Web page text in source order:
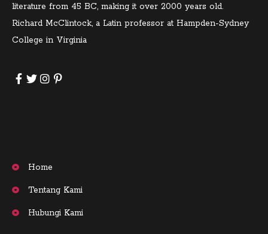
literature from 45 BC, making it over 2000 years old.
Richard McClintock, a Latin professor at Hampden-Sydney
College in Virginia
Home
Tentang Kami
Hubungi Kami